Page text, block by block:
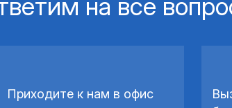
на все
Приходите к нам в офис